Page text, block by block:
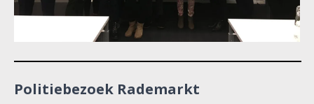
Politiebezoek Rademarkt